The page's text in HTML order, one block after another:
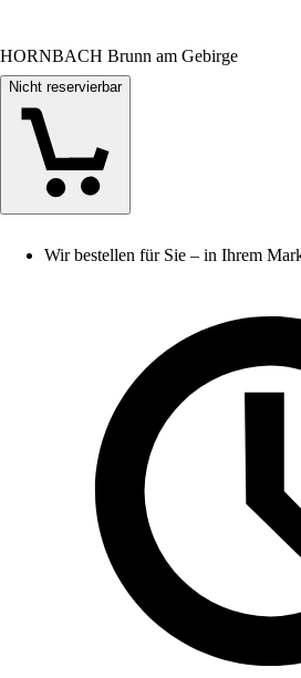
HORNBACH Brunn am Gebirge
Nicht reservierbar
Wir bestellen für Sie – in Ihrem